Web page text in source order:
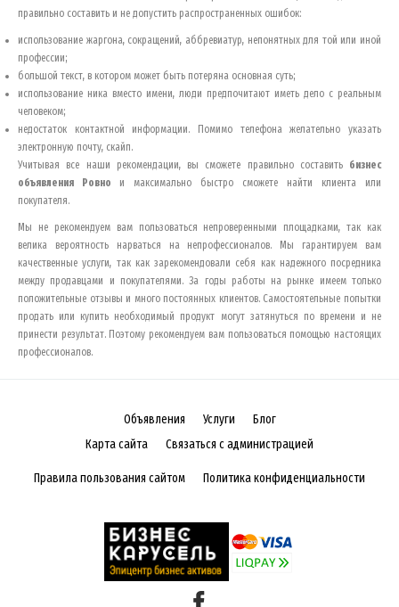
правильно составить и не допустить распространенных ошибок:
использование жаргона, сокращений, аббревиатур, непонятных для той или иной
профессии;
большой текст, в котором может быть потеряна основная суть;
использование ника вместо имени, люди предпочитают иметь дело с реальным
человеком;
недостаток контактной информации. Помимо телефона желательно указать
электронную почту, скайп.
Учитывая все наши рекомендации, вы сможете правильно составить бизнес
объявления
Ровно и максимально быстро сможете найти клиента или
покупателя.
Мы не рекомендуем вам пользоваться непроверенными площадками, так как
велика вероятность нарваться на непрофессионалов. Мы гарантируем вам
качественные услуги, так как зарекомендовали себя как надежного посредника
между продавцами и покупателями. За годы работы на рынке имеем только
положительные отзывы и много постоянных клиентов. Самостоятельные попытки
продать или купить необходимый продукт могут затянуться по времени и не
принести результат. Поэтому рекомендуем вам пользоваться помощью настоящих
профессионалов.
Объявления Услуги
Блог
Карта сайта
Связаться с администрацией
Правила пользования сайтом Политика конфиденциальности